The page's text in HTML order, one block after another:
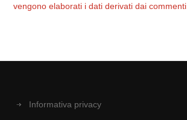
vengono elaborati i dati derivati dai commenti
Informativa privacy